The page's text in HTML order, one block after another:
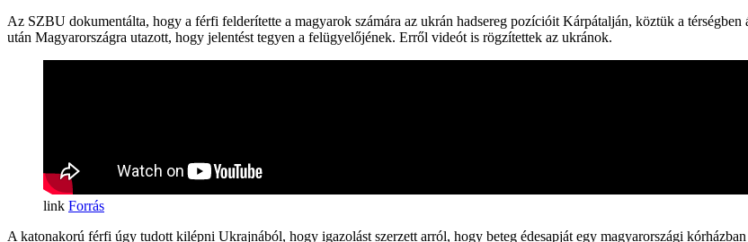
Az SZBU dokumentálta, hogy a férfi felderítette a magyarok számára az ukrán hadsereg pozícióit Kárpátalján, köztük a
után Magyarországra utazott, hogy jelentést tegyen a felügyelőjének. Erről videót is rögzítettek az ukránok.
Forrás
A katonakorú férfi úgy tudott kilépni Ukrajnából, hogy igazolást szerzett arról, hogy beteg édesapját egy magyarországi